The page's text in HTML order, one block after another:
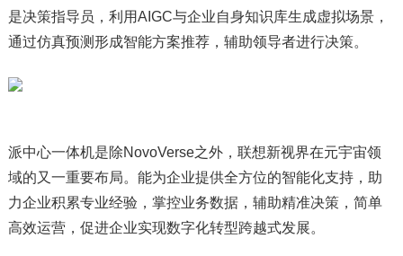
是决策指导员，利用AIGC与企业自身知识库生成虚拟场景，
通过仿真预测形成智能方案推荐，辅助领导者进行决策。
派中心一体机是除NovoVerse之外，联想新视界在元宇宙领
域的又一重要布局。能为企业提供全方位的智能化支持，助
力企业积累专业经验，掌控业务数据，辅助精准决策，简单
高效运营，促进企业实现数字化转型跨越式发展。